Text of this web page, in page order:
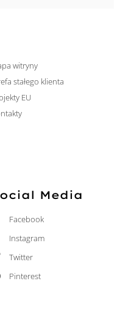
witryny
stałego klienta
EU
Media
Facebook
Instagram
Twitter
Pinterest